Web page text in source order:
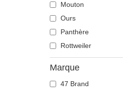
Mouton
Ours
Panthère
Rottweiler
Marque
47 Brand